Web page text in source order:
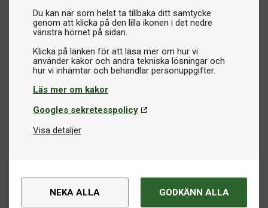
Du kan när som helst ta tillbaka ditt samtycke
genom att klicka på den lilla ikonen i det nedre
vänstra hörnet på sidan.
Klicka på länken för att läsa mer om hur vi
använder kakor och andra tekniska lösningar och
Läs mer om kakor
Googles sekretesspolicy
Visa detaljer
NEKA ALLA GODKÄNN ALLA